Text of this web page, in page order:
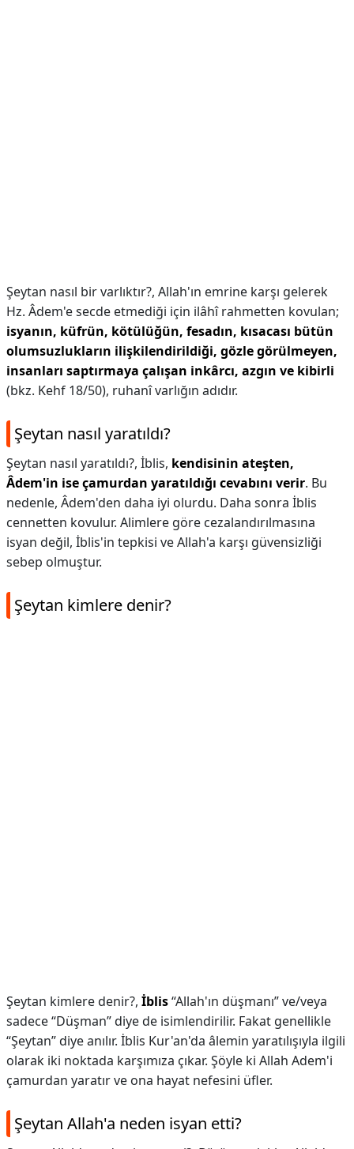
Şeytan nasıl bir varlıktır?, Allah'ın emrine karşı gelerek
Hz. Âdem'e secde etmediği için ilâhî rahmetten kovulan;
isyanın, küfrün, kötülüğün, fesadın, kısacası bütün
olumsuzlukların ilişkilendirildiği, gözle görülmeyen,
insanları saptırmaya çalışan inkârcı, azgın ve kibirli
(bkz. Kehf 18/50), ruhanî varlığın adıdır.
Şeytan nasıl yaratıldı?
Şeytan nasıl yaratıldı?, İblis, kendisinin ateşten,
Âdem'in ise çamurdan yaratıldığı cevabını verir. Bu
nedenle, Âdem'den daha iyi olurdu. Daha sonra İblis
cennetten kovulur. Alimlere göre cezalandırılmasına
isyan değil, İblis'in tepkisi ve Allah'a karşı güvensizliği
sebep olmuştur.
Şeytan kimlere denir?
Şeytan kimlere denir?, İblis“Allah'ın düşmanı” ve/veya
sadece “Düşman” diye de isimlendirilir. Fakat genellikle
“Şeytan” diye anılır. İblis Kur'an'da âlemin yaratılışıyla ilgili
olarak iki noktada karşımıza çıkar. Şöyle ki Allah Adem'i
çamurdan yaratır ve ona hayat nefesini üfler.
Şeytan Allah'a neden isyan etti?